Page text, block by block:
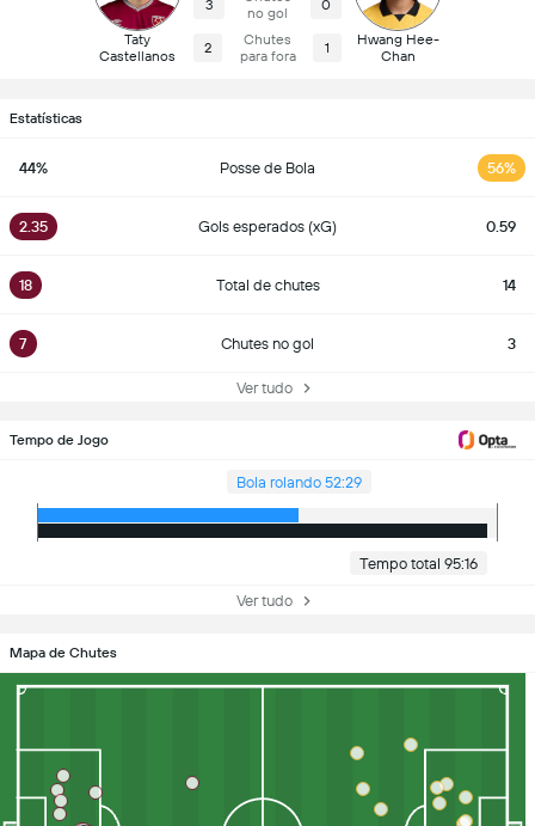
Taty
Castellanos
3
no gol
0
2
Chutes
para fora
1
Hwang Hee-
Chan
Estatísticas
44% Posse de Bola 56%
2.35 Gols esperados (xG) 0.59
18 Total de chutes 14
7 Chutes no gol 3
Ver tudo
Tempo de Jogo
Bola rolando 52:29
Tempo total 95:16
Ver tudo
Mapa de Chutes